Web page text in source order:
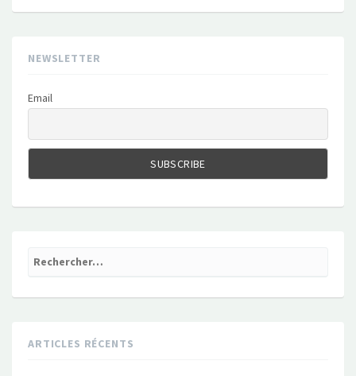
NEWSLETTER
Email
Rechercher :
ARTICLES RÉCENTS